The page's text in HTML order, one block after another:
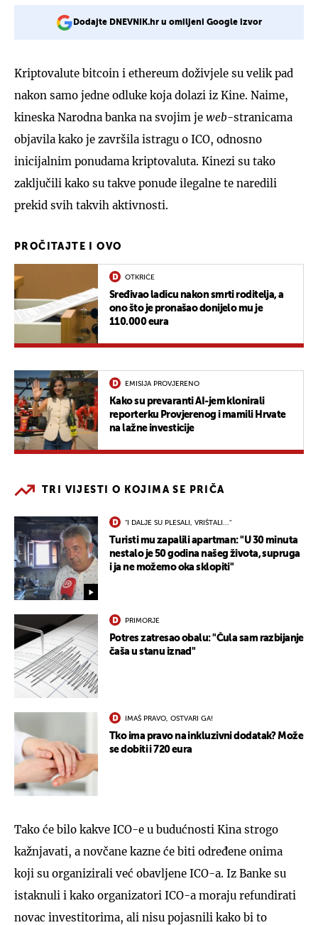
Dodajte DNEVNIK.hr u omiljeni Google izvor
Kriptovalute bitcoin i ethereum doživjele su velik pad
nakon samo jedne odluke koja dolazi iz Kine. Naime,
kineska Narodna banka na svojim je web-stranicama
objavila kako je završila istragu o ICO, odnosno
inicijalnim ponudama kriptovaluta. Kinezi su tako
zaključili kako su takve ponude ilegalne te naredili
prekid svih takvih aktivnosti.
PROČITAJTE I OVO
OTKRIĆE
Sređivao ladicu nakon smrti roditelja, a
ono što je pronašao donijelo mu je
110.000 eura
EMISIJA PROVJERENO
Kako su prevaranti AI-jem klonirali
reporterku Provjerenog i mamili Hrvate
na lažne investicije
TRI VIJESTI O KOJIMA SE PRIČA
"I DALJE SU PLESALI, VRIŠTALI..."
Turisti mu zapalili apartman: "U 30 minuta
nestalo je 50 godina našeg života, supruga
i ja ne možemo oka sklopiti"
PRIMORJE
Potres zatresao obalu: "Čula sam razbijanje
čaša u stanu iznad"
IMAŠ PRAVO, OSTVARI GA!
Tko ima pravo na inkluzivni dodatak? Može
se dobiti i 720 eura
Tako će bilo kakve ICO-e u budućnosti Kina strogo
kažnjavati, a novčane kazne će biti određene onima
koji su organizirali već obavljene ICO-a. Iz Banke su
istaknuli i kako organizatori ICO-a moraju refundirati
novac investitorima, ali nisu pojasnili kako bi to